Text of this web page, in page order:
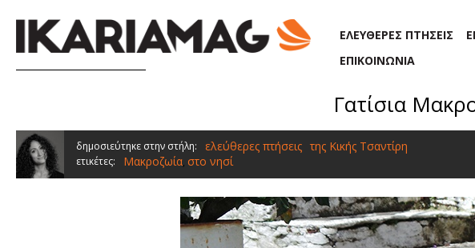
ΕΛΕΥΘΕΡΕΣ ΠΤΗΣΕΙΣ
ΕΠΙΚΟΙΝΩΝΙΑ
Γατίσια
δημοσιεύτηκε στην στήλη: ελεύθερες πτήσεις της Κικής Τσαντίρη
ετικέτες: Μακροζωία, στο νησί